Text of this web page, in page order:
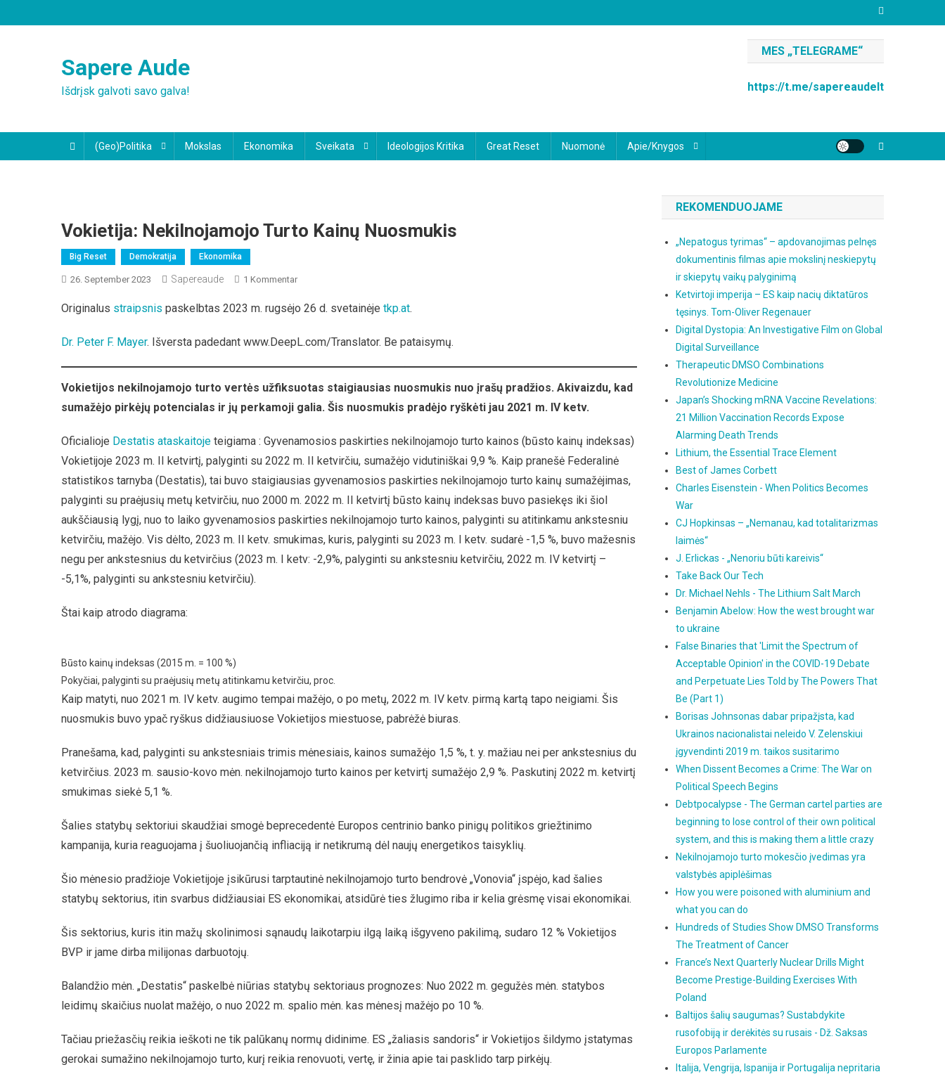
to
Sapere Aude
Išdrįsk galvoti savo galva!
MES „TELEGRAME“
https://t.me/sapereaudelt
(Geo)Politika Mokslas Ekonomika Sveikata Ideologijos Kritika Great Reset Nuomonė Apie/knygos
Vokietija: Nekilnojamojo Turto Kainų Nuosmukis
Big Reset Demokratija Ekonomika
26. September 2023 Sapereaude 1 KommentarZu
Nekilnojamojo
Kainų
Originalus straipsnis paskelbtas 2023 m. rugsėjo 26 d. svetainėje tkp.at.
Dr. Peter F. Mayer. Išversta padedant www.DeepL.com/Translator. Be pataisymų.
Vokietijos nekilnojamojo turto vertės užfiksuotas staigiausias nuosmukis nuo įrašų pradžios. Akivaizdu, kad
sumažėjo pirkėjų potencialas ir jų perkamoji galia. Šis nuosmukis pradėjo ryškėti jau 2021 m. IV ketv.
Oficialioje Destatis ataskaitoje teigiama : Gyvenamosios paskirties nekilnojamojo turto kainos (būsto kainų indeksas)
Vokietijoje 2023 m. II ketvirtį, palyginti su 2022 m. II ketvirčiu, sumažėjo vidutiniškai 9,9 %. Kaip pranešė Federalinė
statistikos tarnyba (Destatis), tai buvo staigiausias gyvenamosios paskirties nekilnojamojo turto kainų sumažėjimas,
palyginti su praėjusių metų ketvirčiu, nuo 2000 m. 2022 m. II ketvirtį būsto kainų indeksas buvo pasiekęs iki šiol
aukščiausią lygį, nuo to laiko gyvenamosios paskirties nekilnojamojo turto kainos, palyginti su atitinkamu ankstesniu
ketvirčiu, mažėjo. Vis dėlto, 2023 m. II ketv. smukimas, kuris, palyginti su 2023 m. I ketv. sudarė -1,5 %, buvo mažesnis
negu per ankstesnius du ketvirčius (2023 m. I ketv: -2,9%, palyginti su ankstesniu ketvirčiu, 2022 m. IV ketvirtį –
-5,1%, palyginti su ankstesniu ketvirčiu).
Štai kaip atrodo diagrama:
Būsto kainų indeksas (2015 m. = 100 %)
Pokyčiai, palyginti su praėjusių metų atitinkamu ketvirčiu, proc.
Kaip matyti, nuo 2021 m. IV ketv. augimo tempai mažėjo, o po metų, 2022 m. IV ketv. pirmą kartą tapo neigiami. Šis
nuosmukis buvo ypač ryškus didžiausiuose Vokietijos miestuose, pabrėžė biuras.
Pranešama, kad, palyginti su ankstesniais trimis mėnesiais, kainos sumažėjo 1,5 %, t. y. mažiau nei per ankstesnius du
ketvirčius. 2023 m. sausio-kovo mėn. nekilnojamojo turto kainos per ketvirtį sumažėjo 2,9 %. Paskutinį 2022 m. ketvirtį
smukimas siekė 5,1 %.
Šalies statybų sektoriui skaudžiai smogė beprecedentė Europos centrinio banko pinigų politikos griežtinimo
kampanija, kuria reaguojama į šuoliuojančią infliaciją ir netikrumą dėl naujų energetikos taisyklių.
Šio mėnesio pradžioje Vokietijoje įsikūrusi tarptautinė nekilnojamojo turto bendrovė „Vonovia“ įspėjo, kad šalies
statybų sektorius, itin svarbus didžiausiai ES ekonomikai, atsidūrė ties žlugimo riba ir kelia grėsmę visai ekonomikai.
Šis sektorius, kuris itin mažų skolinimosi sąnaudų laikotarpiu ilgą laiką išgyveno pakilimą, sudaro 12 % Vokietijos
BVP ir jame dirba milijonas darbuotojų.
Balandžio mėn. „Destatis“ paskelbė niūrias statybų sektoriaus prognozes: Nuo 2022 m. gegužės mėn. statybos
leidimų skaičius nuolat mažėjo, o nuo 2022 m. spalio mėn. kas mėnesį mažėjo po 10 %.
Tačiau priežasčių reikia ieškoti ne tik palūkanų normų didinime. ES „žaliasis sandoris“ ir Vokietijos šildymo įstatymas
gerokai sumažino nekilnojamojo turto, kurį reikia renovuoti, vertę, ir žinia apie tai pasklido tarp pirkėjų.
REKOMENDUOJAME
„Nepatogus tyrimas“ – apdovanojimas pelnęs
dokumentinis filmas apie mokslinį neskiepytų
ir skiepytų vaikų palyginimą
Ketvirtoji imperija – ES kaip nacių diktatūros
tęsinys. Tom-Oliver Regenauer
Digital Dystopia: An Investigative Film on Global
Digital Surveillance
Therapeutic DMSO Combinations
Revolutionize Medicine
Japan’s Shocking mRNA Vaccine Revelations:
21 Million Vaccination Records Expose
Alarming Death Trends
Lithium, the Essential Trace Element
Best of James Corbett
Charles Eisenstein - When Politics Becomes
War
CJ Hopkinsas – „Nemanau, kad totalitarizmas
laimės“
J. Erlickas - „Nenoriu būti kareivis“
Take Back Our Tech
Dr. Michael Nehls - The Lithium Salt March
Benjamin Abelow: How the west brought war
to ukraine
False Binaries that 'Limit the Spectrum of
Acceptable Opinion' in the COVID-19 Debate
and Perpetuate Lies Told by The Powers That
Be (Part 1)
Borisas Johnsonas dabar pripažįsta, kad
Ukrainos nacionalistai neleido V. Zelenskiui
įgyvendinti 2019 m. taikos susitarimo
When Dissent Becomes a Crime: The War on
Political Speech Begins
Debtpocalypse - The German cartel parties are
beginning to lose control of their own political
system, and this is making them a little crazy
Nekilnojamojo turto mokesčio įvedimas yra
valstybės apiplėšimas
How you were poisoned with aluminium and
what you can do
Hundreds of Studies Show DMSO Transforms
The Treatment of Cancer
France’s Next Quarterly Nuclear Drills Might
Become Prestige-Building Exercises With
Poland
Baltijos šalių saugumas? Sustabdykite
rusofobiją ir derėkitės su rusais - Dž. Saksas
Europos Parlamente
Italija, Vengrija, Ispanija ir Portugalija nepritaria